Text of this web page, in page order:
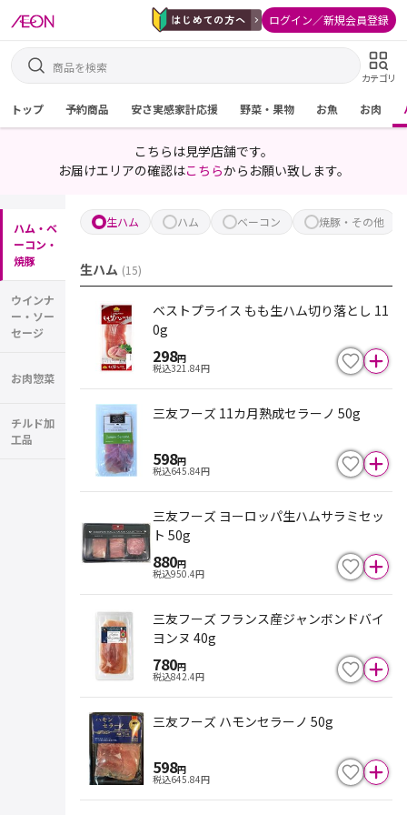
ログイン／新規会員登録
カテゴリ
トップ 予約商品 安さ実感家計応援 野菜・果物 お魚 お肉
こちらは見学店舗です。
お届けエリアの確認はこちらからお願い致します。
ハム・ベ
ーコン・
焼豚
ウインナ
ー・ソー
セージ
お肉惣菜
チルド加
工品
生ハム ハム ベーコン 焼豚・その他
生ハム (15)
ベストプライス もも生ハム切り落とし 11
0g
298円
税込321.84円
三友フーズ 11カ月熟成セラーノ 50g
598円
税込645.84円
三友フーズ ヨーロッパ生ハムサラミセッ
ト 50g
880円
税込950.4円
三友フーズ フランス産ジャンボンドバイ
ヨンヌ 40g
780円
税込842.4円
三友フーズ ハモンセラーノ 50g
598円
税込645.84円